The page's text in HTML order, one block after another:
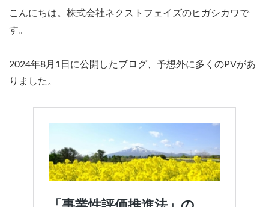
こんにちは。株式会社ネクストフェイズのヒガシカワで
す。
2024年8月1日に公開したブログ、予想外に多くのPVがあ
りました。